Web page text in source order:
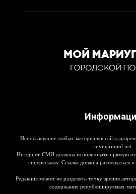
Использование любых материалов сайта
mymariupol.net
Интернет-СМИ должны использовать прямую
гиперссылку. Ссылка должна размещаться в
Редакция может не разделять точку зрения
содержание републицируемых